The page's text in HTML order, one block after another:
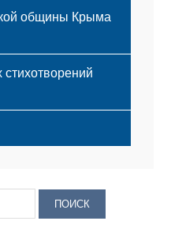
общины Крыма
стихотворений